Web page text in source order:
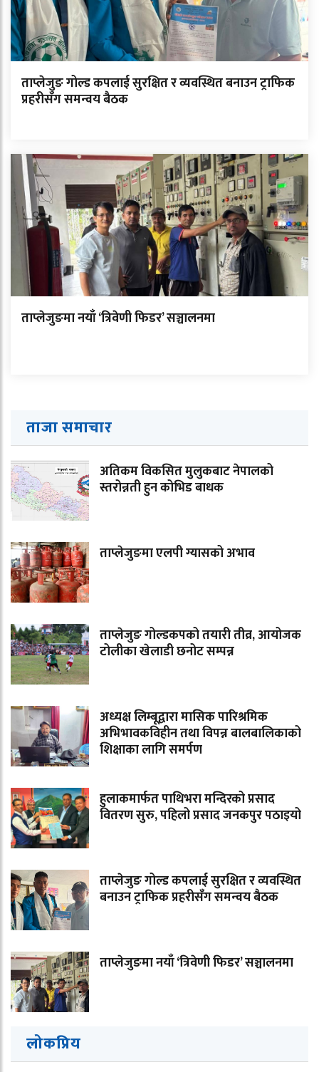
ताप्लेजुङ गोल्ड कपलाई सुरक्षित र व्यवस्थित बनाउन ट्राफिक
प्रहरीसँग समन्वय बैठक
ताप्लेजुङमा नयाँ ‘त्रिवेणी फिडर’ सञ्चालनमा
ताजा समाचार
अतिकम विकसित मुलुकबाट नेपालको
स्तरोन्नती हुन कोभिड बाधक
ताप्लेजुङमा एलपी ग्यासको अभाव
ताप्लेजुङ गोल्डकपको तयारी तीव्र, आयोजक
टोलीका खेलाडी छनोट सम्पन्न
अध्यक्ष लिम्बूद्वारा मासिक पारिश्रमिक
अभिभावकविहीन तथा विपन्न बालबालिकाको
शिक्षाका लागि समर्पण
हुलाकमार्फत पाथिभरा मन्दिरको प्रसाद
वितरण सुरु, पहिलो प्रसाद जनकपुर पठाइयो
ताप्लेजुङ गोल्ड कपलाई सुरक्षित र व्यवस्थित
बनाउन ट्राफिक प्रहरीसँग समन्वय बैठक
ताप्लेजुङमा नयाँ ‘त्रिवेणी फिडर’ सञ्चालनमा
लोकप्रिय